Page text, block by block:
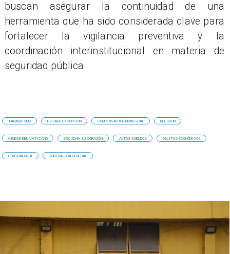
buscan asegurar la continuidad de una
herramienta que ha sido considerada clave para
fortalecer la vigilancia preventiva y la
coordinación interinstitucional en materia de
seguridad pública.
TABAQUISMO ESTADO EXCEPCIÓN COMPENSACIÓN MUNICIPAL RELIGIÓN
CIUDAD DEL VATICANO ESCUCHA SU CORAZÓN ALTOS SUELDOS DELITOS ECONÓMICOS
CONTRALORIA CONTRALORA GENERAL